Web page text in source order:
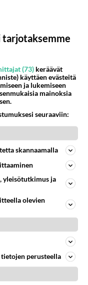
kuten Nato-
jo oli
Nato-joukkoja
tarjotaksemme
(73) keräävät
käyttäen evästeitä
ja lukemiseen
mainoksia
seuraaviin:
skannaamalla
yleisötutkimus ja
olevien
perusteella